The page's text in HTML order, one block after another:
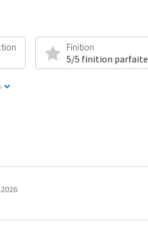
Finition
5/5 finition parfaite